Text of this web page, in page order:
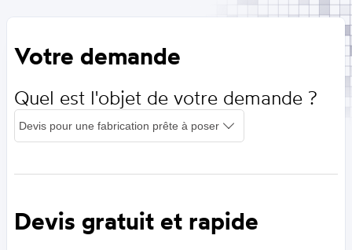
Votre demande
Quel est l'objet de votre demande ?
Devis gratuit et rapide